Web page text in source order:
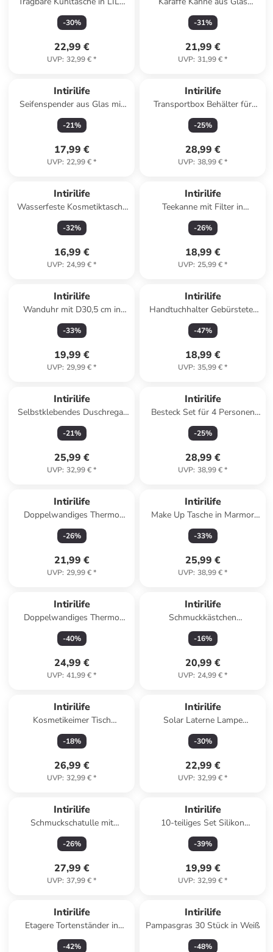
mit 15 Liter
-30%
22,99 €
UVP: 32,99 €*
Wasser Krug in 1.7 Liter Grau
-31%
21,99 €
UVP: 31,99 €*
Intirilife
Seifenspender aus Glas mit
Karo Muster
Handseifenspender 310ml in
-21%
17,99 €
UVP: 22,99 €*
Intirilife
Transportbox Behälter für
Kuchen und Cupcakes 36.1 x
26.1 x 21.2 cm in Weiß
-25%
28,99 €
UVP: 38,99 €*
Intirilife
Wasserfeste Kosmetiktasche
in APRICOT ROSA
-32%
16,99 €
UVP: 24,99 €*
Intirilife
Teekanne mit Filter in
TRANSPARENT 650 ml
-26%
18,99 €
UVP: 25,99 €*
Intirilife
Wanduhr mit D30,5 cm in
Rosé Gold-Weiß
-33%
19,99 €
UVP: 29,99 €*
Intirilife
Handtuchhalter Gebürsteter
Edelstahl in Silber - Poliert -
60 cm
-47%
18,99 €
UVP: 35,99 €*
Intirilife
Selbstklebendes Duschregal
Duschablage Duschkorb 23 x
10 x 8 cm in Silber
-21%
25,99 €
UVP: 32,99 €*
Intirilife
Besteck Set für 4 Personen
(20-tlg.) in Gold
-25%
28,99 €
UVP: 38,99 €*
Intirilife
Doppelwandiges Thermo
Gläser Set Teeglas Kaffeeglas
in 2x 400 - 500ml in KLAR
-26%
21,99 €
UVP: 29,99 €*
Intirilife
Make Up Tasche in Marmor
Optik in Gau - Weiß
-33%
25,99 €
UVP: 38,99 €*
Intirilife
Doppelwandiges Thermo
Gläser Set 200ml Teeglas
Kaffeeglas in 4x Transparent
-40%
24,99 €
UVP: 41,99 €*
Intirilife
Schmuckkästchen
Schmuckschatulle mit 3
Schubladen 23.5 x 15 x 10.5
-16%
20,99 €
UVP: 24,99 €*
Intirilife
Kosmetikeimer Tisch
Mülleimer Bambus-Optik in
22.2 x 36.4 cm
-18%
26,99 €
UVP: 32,99 €*
Intirilife
Solar Laterne Lampe
Gartenleuchte in Schwarz
-30%
22,99 €
UVP: 32,99 €*
Intirilife
Schmuckschatulle mit
Spieluhr Musikschmuckdose
Schmuckkästchen in Einhorn
-26%
27,99 €
UVP: 37,99 €*
Intirilife
10-teiliges Set Silikon
Backformen mit Spatel in
Bunt
-39%
19,99 €
UVP: 32,99 €*
Intirilife
Etagere Tortenständer in
WEIß
-42%
Intirilife
Pampasgras 30 Stück in Weiß
-48%